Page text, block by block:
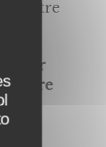
votre
œuvre